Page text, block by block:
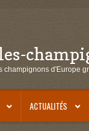
champignons d'Europe
ACTUALITÉS